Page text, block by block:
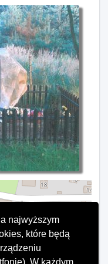
najwyższym
które będą
W każdym